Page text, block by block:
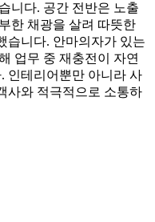
니다. 공간 전반은 노출
한 채광을 살려 따뜻한
습니다. 안마의자가 있는
업무 중 재충전이 자연
인테리어뿐만 아니라 사
사와 적극적으로 소통하